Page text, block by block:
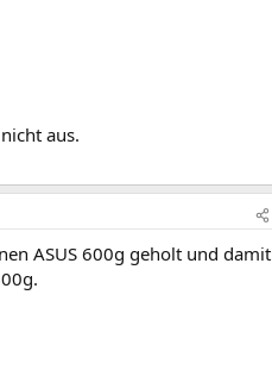
aus.
ASUS 600g geholt und damit